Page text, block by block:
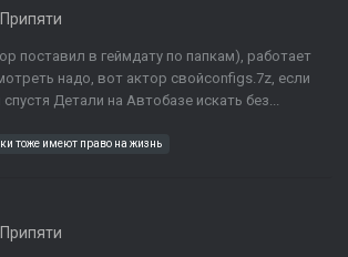
поставил в геймдату по папкам), работает
надо, вот актор свойconfigs.7z, если
Детали на Автобазе искать без...
тоже имеют право на жизнь